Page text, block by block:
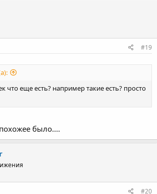
#19
что еще есть? например такие есть? просто
было....
#20